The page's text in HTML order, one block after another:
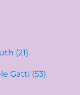
(21)
Gatti (53)